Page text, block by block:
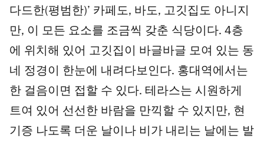
대
점
5
다드한(평범한)’ 카페도, 바도, 고깃집도 아니지
만, 이 모든 요소를 조금씩 갖춘 식당이다. 4층
에 위치해 있어 고깃집이 바글바글 모여 있는 동
네 정경이 한눈에 내려다보인다. 홍대역에서는
한 걸음이면 접할 수 있다. 테라스는 시원하게
트여 있어 선선한 바람을 만끽할 수 있지만, 현
기증 나도록 더운 날이나 비가 내리는 날에는 발